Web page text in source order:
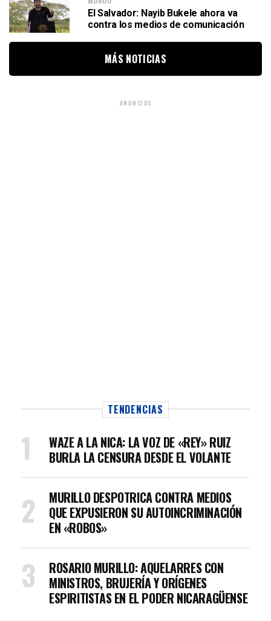
El Salvador: Nayib Bukele ahora va
contra los medios de comunicación
MÁS NOTICIAS
ANUNCIOS
TENDENCIAS
WAZE A LA NICA: LA VOZ DE «REY» RUIZ
BURLA LA CENSURA DESDE EL VOLANTE
MURILLO DESPOTRICA CONTRA MEDIOS
QUE EXPUSIERON SU AUTOINCRIMINACIÓN
EN «ROBOS»
ROSARIO MURILLO: AQUELARRES CON
MINISTROS, BRUJERÍA Y ORÍGENES
ESPIRITISTAS EN EL PODER NICARAGÜENSE